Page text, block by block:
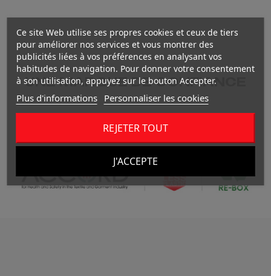
UNE MARQUE DE CONFIANCE
Ce site Web utilise ses propres cookies et ceux de tiers
pour améliorer nos services et vous montrer des
publicités liées à vos préférences en analysant vos
habitudes de navigation. Pour donner votre consentement
à son utilisation, appuyez sur le bouton Accepter.
Plus d'informations Personnaliser les cookies
REJETER TOUT
J'ACCEPTE